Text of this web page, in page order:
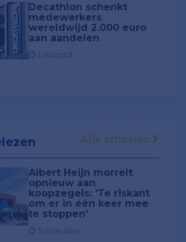
Decathlon schenkt
medewerkers
wereldwijd 2.000 euro
aan aandelen
Alle artikelen
Albert Heijn morrelt
opnieuw aan
koopzegels: 'Te riskant
om er in één keer mee
te stoppen'